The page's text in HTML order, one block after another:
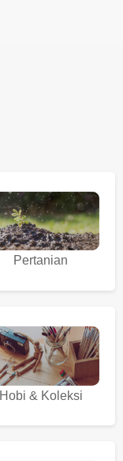
Pertanian
Hobi & Koleksi